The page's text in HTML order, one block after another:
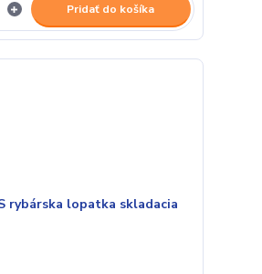
Pridať do košíka